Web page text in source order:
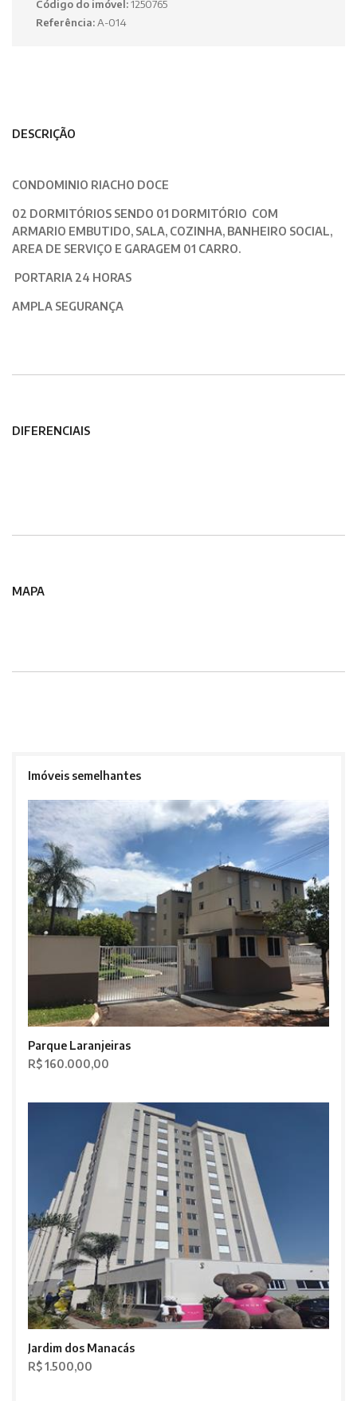
Código do imóvel:1250765
Referência:A-014
DESCRIÇÃO
CONDOMINIO RIACHO DOCE
02 DORMITÓRIOS SENDO 01 DORMITÓRIO COM
ARMARIO EMBUTIDO, SALA, COZINHA, BANHEIRO SOCIAL,
AREA DE SERVIÇO E GARAGEM 01 CARRO.
PORTARIA 24 HORAS
AMPLA SEGURANÇA
DIFERENCIAIS
MAPA
Imóveis semelhantes
Parque Laranjeiras
R$ 160.000,00
Jardim dos Manacás
R$ 1.500,00